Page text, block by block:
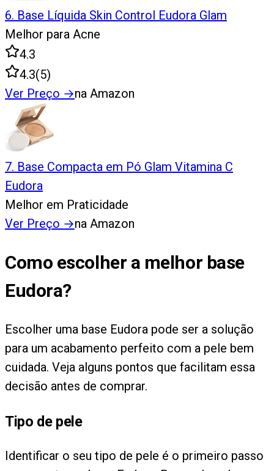
6. Base Líquida Skin Control Eudora Glam
Melhor para Acne
4.3
4.3(5)
Ver Preço →na Amazon
7. Base Compacta em Pó Glam Vitamina C
Eudora
Melhor em Praticidade
Ver Preço →na Amazon
Como escolher a melhor base
Eudora?
Escolher uma base Eudora pode ser a solução
para um acabamento perfeito com a pele bem
cuidada. Veja alguns pontos que facilitam essa
decisão antes de comprar.
Tipo de pele
Identificar o seu tipo de pele é o primeiro passo